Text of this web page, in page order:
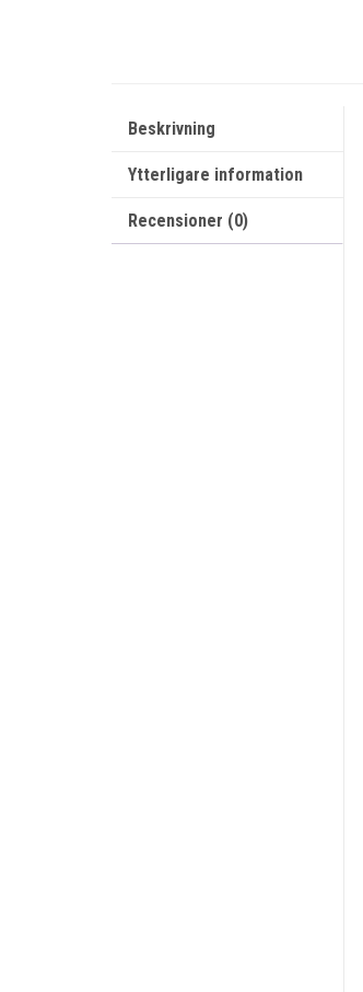
Beskrivning
Ytterligare information
Recensioner (0)